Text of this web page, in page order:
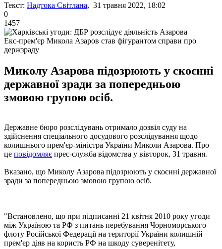
Текст: Надтока Світлана, 31 травня 2022, 18:02
0
1457
Екс-прем'єр Микола Азаров став фігурантом справи про
держзраду
Миколу Азарова підозрюють у скоєнні
державної зради за попередньою
змовою групою осіб.
Державне бюро розслідувань отримало дозвіл суду на
здійснення спеціального досудового розслідування щодо
колишнього прем'єр-міністра України Миколи Азарова. Про
це повідомляє прес-служба відомства у вівторок, 31 травня.
Вказано, що Миколу Азарова підозрюють у скоєнні державної
зради за попередньою змовою групою осіб.
"Встановлено, що при підписанні 21 квітня 2010 року угоди
між Україною та РФ з питань перебування Чорноморського
флоту Російської Федерації на території України колишній
прем'єр діяв на користь РФ на шкоду суверенітету,